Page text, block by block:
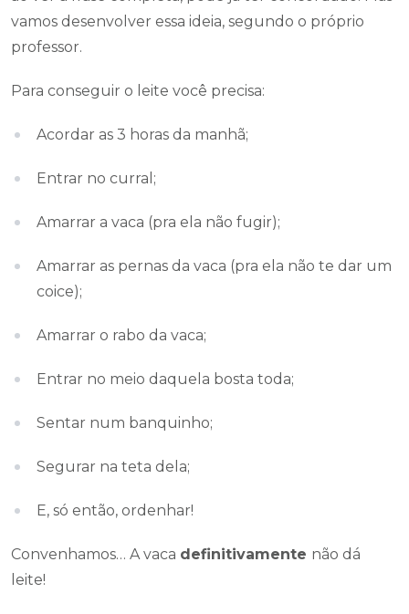
vamos desenvolver essa ideia, segundo o próprio
professor.
Para conseguir o leite você precisa:
Acordar as 3 horas da manhã;
Entrar no curral;
Amarrar a vaca (pra ela não fugir);
Amarrar as pernas da vaca (pra ela não te dar um
coice);
Amarrar o rabo da vaca;
Entrar no meio daquela bosta toda;
Sentar num banquinho;
Segurar na teta dela;
E, só então, ordenhar!
Convenhamos… A vaca definitivamente não dá
leite!